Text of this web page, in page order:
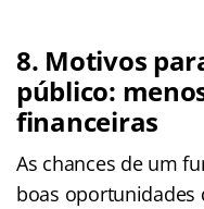
8. Motivos
público:
financeiras
As chances de um
boas oportunidades